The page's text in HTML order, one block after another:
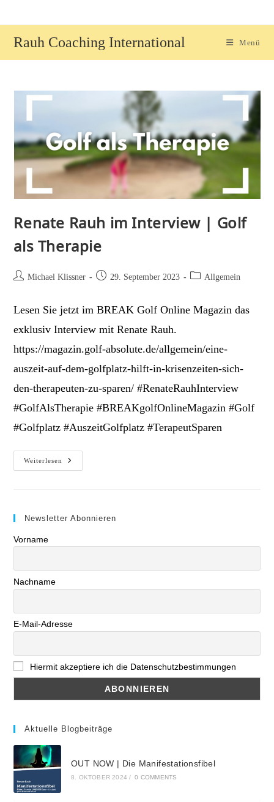
springenRauh Coaching International Menü
Renate Rauh im Interview | Golf
als Therapie
Beitrags-
Michael Klissner
Beitrag29. September 2023
Beitrags-Allgemein
Lesen Sie jetzt im BREAK Golf Online Magazin das
exklusiv Interview mit Renate Rauh.
https://magazin.golf-absolute.de/allgemein/eine-
auszeit-auf-dem-golfplatz-hilft-in-krisenzeiten-sich-
den-therapeuten-zu-sparen/ #RenateRauhInterview
#GolfAlsTherapie #BREAKgolfOnlineMagazin #Golf
#Golfplatz #AuszeitGolfplatz #TerapeutSparen
Weiterlesen
Renate
Rauh
Therapie
Newsletter Abonnieren
Vorname
Nachname
E-Mail-Adresse
Hiermit akzeptiere ich die Datenschutzbestimmungen
Aktuelle Blogbeiträge
OUT NOW | Die Manifestationsfibel
8. OKTOBER 2024 / 0 COMMENTS